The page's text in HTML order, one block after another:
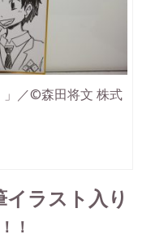
」／©森田将文 株式
ラスト入り
！